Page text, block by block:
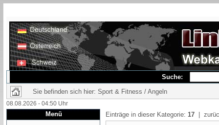
Suche:
Sie befinden sich hier: Sport & Fitness / Angeln
08.08.2026 - 04:50 Uhr
Menü Einträge in dieser Kategorie: 17 |